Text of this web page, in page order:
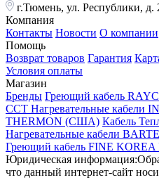
г.Тюмень, ул. Республики, д.
Компания
Контакты Новости О компании
Помощь
Возврат товаров Гарантия
Условия оплаты
Магазин
Бренды Греющий кабель
ССТ Нагревательные кабели
THERMON (США) Кабель
Нагревательные кабели
Греющий кабель FINE KOREA
Юридическая
что данный интернет-сайт